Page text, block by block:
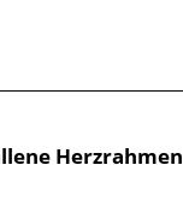
Herzrahmen